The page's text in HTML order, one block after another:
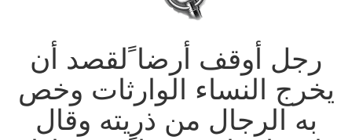
رجل أوقف أرضا ًلقصد أن
يخرج النساء الوارثات وخص
به الرجال من ذريته وقال